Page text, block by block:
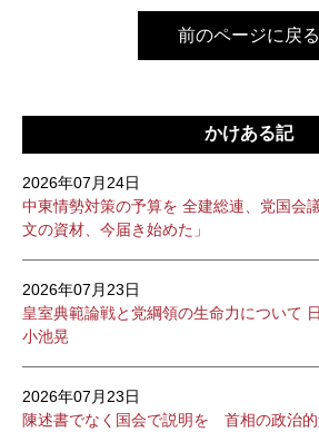
前のページに戻る
かけある記
2026年07月24日
中東情勢対策の予算を 全建総連、党国会
文の資材、今届き始めた」
2026年07月23日
皇室典範論戦と党綱領の生命力について
小池晃
2026年07月23日
陳述書でなく国会で説明を 首相の政治